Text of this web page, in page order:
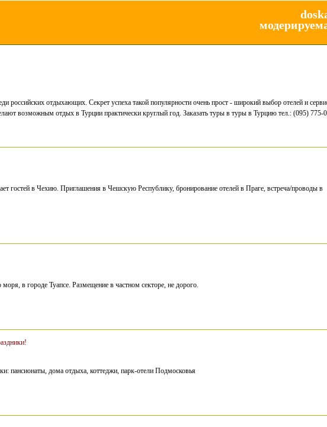
российских отдыхающих. Секрет успеха такой популярности очень прост - широкий выбор отелей и
возможным отдых в Турции практически круглый год. Заказать туры в туры в Турцию тел.: (095) 775-
гостей в Чехию. Приглашения в Чешскую Республику, бронирование отелей в Праге, встреча/проводы в
в городе Туапсе. Размещение в частном секторе, не дорого.
пансионаты, дома отдыха, коттеджи, парк-отели Подмосковья